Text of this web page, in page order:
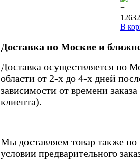
=
В
Доставка по Москве и
Доставка осуществляется по
области от 2-х до 4-х дней
зависимости от времени
клиента).
Мы доставляем товар также
условии предварительного